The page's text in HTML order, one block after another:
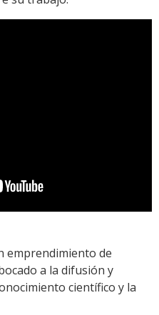
emprendimiento de
a la difusión y
científico y la